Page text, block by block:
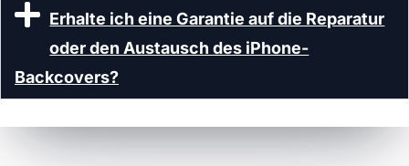
Erhalte ich eine Garantie auf die Reparatur
oder den Austausch des iPhone-
Backcovers?